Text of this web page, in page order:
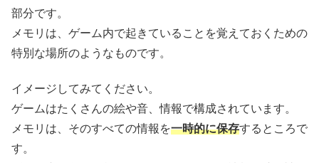
部分です。
メモリは、ゲーム内で起きていることを覚えておくための
特別な場所のようなものです。
イメージしてみてください。
ゲームはたくさんの絵や音、情報で構成されています。
メモリは、そのすべての情報を一時的に保存するところで
す。